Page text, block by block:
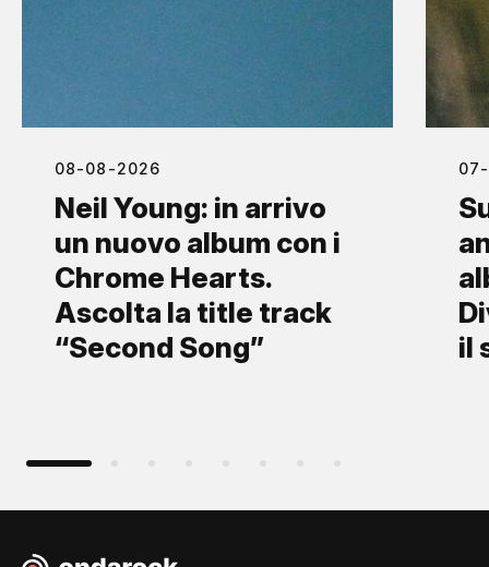
08-08-2026
Neil Young: in arrivo
un nuovo album con i
Chrome Hearts.
Ascolta la title track
“Second Song”
il